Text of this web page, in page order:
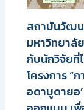
สถาบันวัฒ
มหาวิทยาลั
กับนักวิจัยที่
โครงการ “
อดาบูดายอ